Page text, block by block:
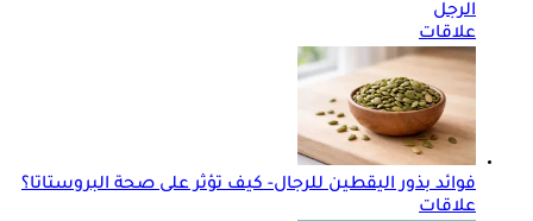
الرجل
علاقات
فوائد بذور اليقطين للرجال- كيف تؤثر على صحة البروستاتا؟
علاقات